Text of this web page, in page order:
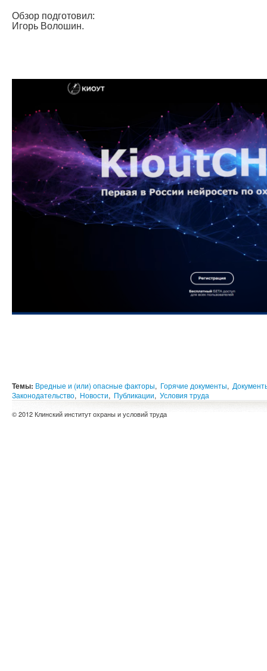
Обзор подготовил:
Игорь Волошин.
Темы: Вредные и (или) опасные факторы, Горячие документы,
Законодательство, Новости, Публикации, Условия труда
© 2012 Клинский институт охраны и условий труда